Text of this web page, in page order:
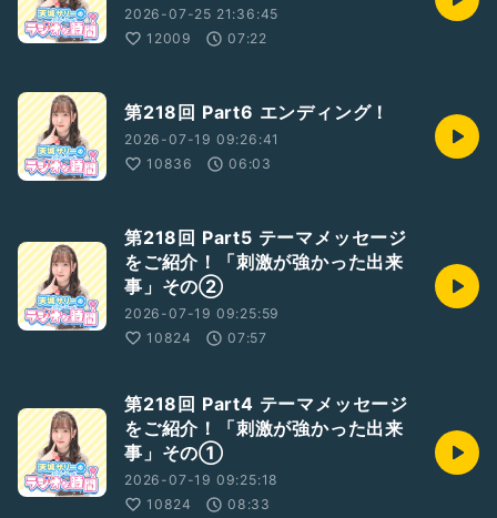
2026-07-25 21:36:45
12009
07:22
第218回 Part6 エンディング！
2026-07-19 09:26:41
10836
06:03
第218回 Part5 テーマメッセージ
をご紹介！「刺激が強かった出来
事」その②
2026-07-19 09:25:59
10824
07:57
第218回 Part4 テーマメッセージ
をご紹介！「刺激が強かった出来
事」その①
2026-07-19 09:25:18
10824
08:33